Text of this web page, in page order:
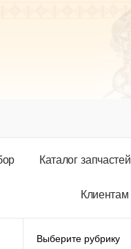
ор Каталогзапчастей
Клиентам